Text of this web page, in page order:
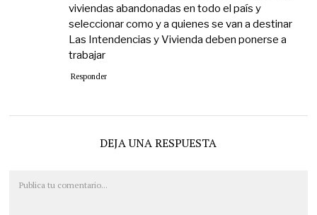
viviendas abandonadas en todo el país y
seleccionar como y a quienes se van a destinar
Las Intendencias y Vivienda deben ponerse a
trabajar
Responder
DEJA UNA RESPUESTA